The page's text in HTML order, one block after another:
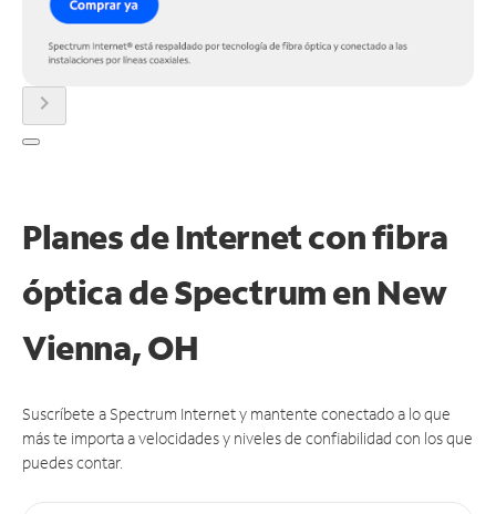
chevron_right
Planes de Internet con fibra
óptica de Spectrum en New
Vienna, OH
Suscríbete a Spectrum Internet y mantente conectado a lo que
más te importa a velocidades y niveles de confiabilidad con los que
puedes contar.